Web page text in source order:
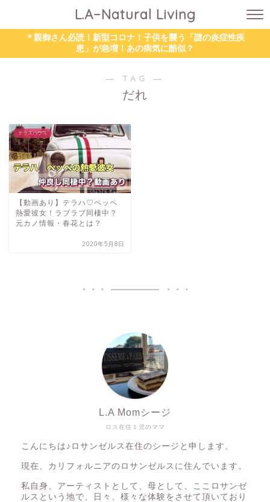
L.A−Natural Living
＊親御さん必読！新型コロナ！子供を襲う「謎の炎症性疾
患」が急増！あの病気に酷似？
― TAG ―
だれ
テラスハウス
【動画あり】テラハ♡ペッペ
熱愛彼女！ラブラブ同棲中？
元カノ情報・春花とは？
2020年5月8日
ロス在住１児のママ
L.A Momシージ
こんにちは♪ロサンゼルス在住のシージと申します。
現在、カリフォルニアのロサンゼルスに住んでいます。
私自身、アーティストとして、母として、ここロサンゼ
ルスという地で、日々、様々な体験をさせて頂いており